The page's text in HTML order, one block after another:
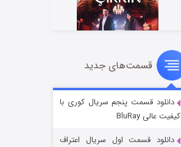
سریال زشت
قسمت۵ (زیرنویس) منتشر شد
قسمت‌های جدید
دانلود قسمت پنجم سریال کوری با
کیفیت عالی BluRay
دانلود قسمت اول سریال اعتراف